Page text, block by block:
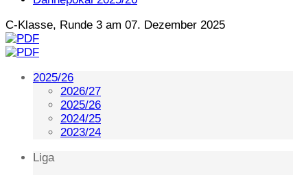
C-Klasse, Runde 3 am 07. Dezember 2025
2025/26
2026/27
2025/26
2024/25
2023/24
Liga